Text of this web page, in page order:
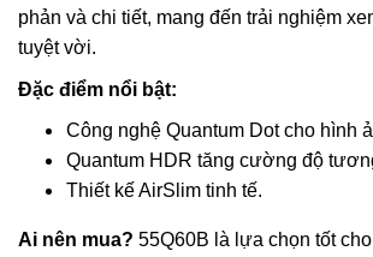
phản và chi tiết, mang đến trải nghiệm
tuyệt vời.
Đặc điểm nổi bật:
Công nghệ Quantum Dot cho hình
Quantum HDR tăng cường độ
Thiết kế AirSlim tinh tế.
Ai nên mua? 55Q60B là lựa chọn tốt